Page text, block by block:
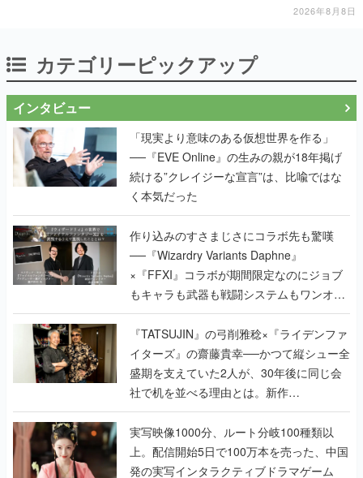
2026年8月8日
カテゴリーピックアップ
インタビュー
「現実より意味のある仮想世界を作る」
──『EVE Online』の生みの親が18年掲げ
続ける”クレイジーな宣言”は、比喩ではな
く本気だった
作り込みのすさまじさにコラボ先も驚嘆
──『Wizardry Variants Daphne』
×『FFXI』コラボが期間限定なのにジョブ
もキャラも武器も戦闘システムもワンオフ
で作り込まれた理由を両ディレクターに聞
く
『TATSUJIN』の弓削雅稔×『ライデンファ
イターズ』の齋藤貴幸──かつて縦シュー全
盛期を支えていた2人が、30年後に同じ会
社で机を並べる理由とは。新作
『TATSUJIN EXTREME』で初タッグを組
んだレジェンド2人に訊く開発秘話
実写映像1000分、ルート分岐100種類以
上。配信開始5日で100万本を売った、中国
発の実写インタラクティブドラマゲーム